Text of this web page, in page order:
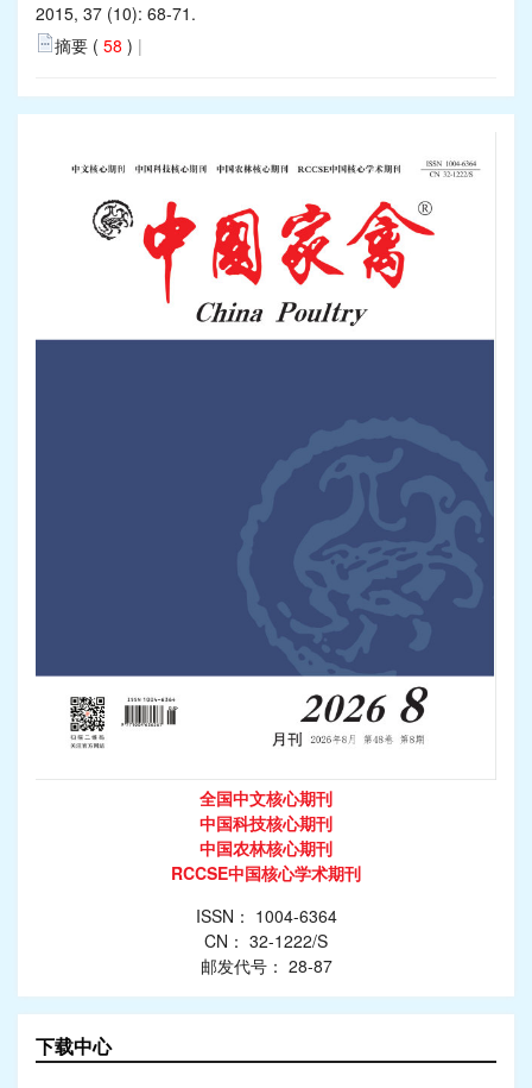
2015, 37 (10): 68-71.
摘要 ( 58 ) |
全国中文核心期刊
中国科技核心期刊
中国农林核心期刊
RCCSE中国核心学术期刊
ISSN： 1004-6364
CN： 32-1222/S
邮发代号： 28-87
下载中心